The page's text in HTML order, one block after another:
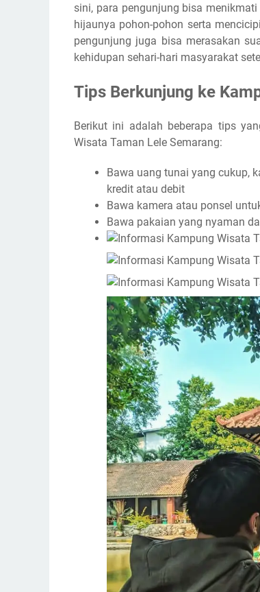
sini, para pengunjung bisa
hijaunya pohon-pohon serta
pengunjung juga bisa merasakan
kehidupan sehari-hari masyarakat
Tips Berkunjung ke
Berikut ini adalah beberapa tips
Wisata Taman Lele Semarang:
Bawa uang tunai yang cukup,
kredit atau debit
Bawa kamera atau ponsel
Bawa pakaian yang nyaman